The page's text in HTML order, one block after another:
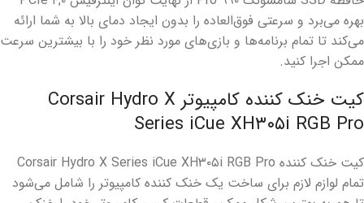
بهره می‌برد و سرعتی فوق‌العاده را بدون ایجاد دمای بالا به شما ارائه
می‌کند تا تمام برنامه‌ها و بازی‌های مورد نظر خود را با بیشترین سرعت
ممکن اجرا کنید.
کیت خنک کننده کامپیوتر Corsair Hydro X
Series iCue XH۳۰۵i RGB Pro
کیت خنک کننده Corsair Hydro X Series iCue XH۳۰۵i RGB Pro
تمام لوازم لازم برای ساخت یک خنک کننده کامپیوتر را شامل می‌شود